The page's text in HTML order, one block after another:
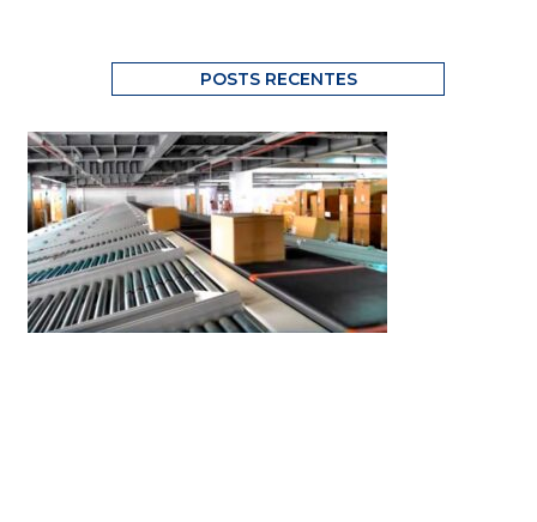
POSTS RECENTES